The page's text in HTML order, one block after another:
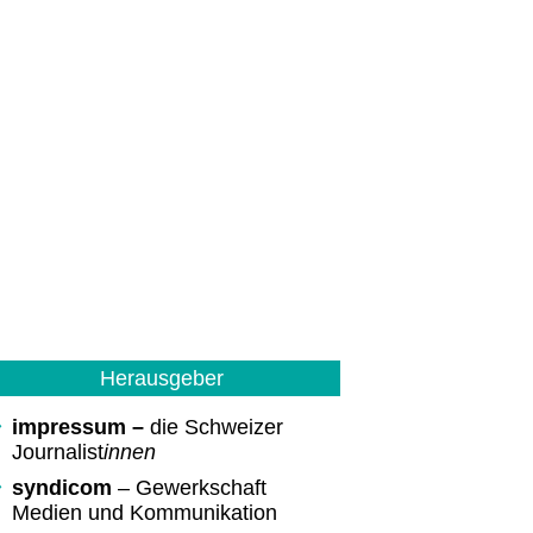
Herausgeber
impressum – die Schweizer
Journalistinnen
syndicom – Gewerkschaft
Medien und Kommunikation